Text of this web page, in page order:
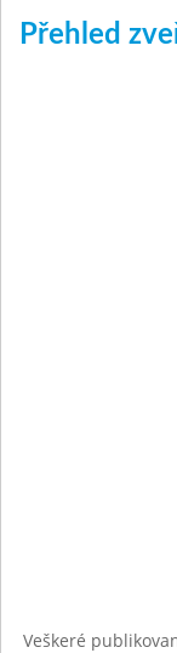
Přehled
Veškeré